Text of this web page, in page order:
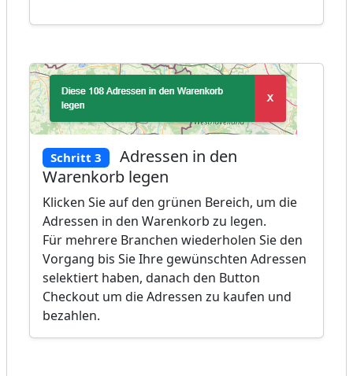
Schritt 3
Adressen in den
Warenkorb legen
Klicken Sie auf den grünen Bereich, um die
Adressen in den Warenkorb zu legen.
Für mehrere Branchen wiederholen Sie den
Vorgang bis Sie Ihre gewünschten Adressen
selektiert haben, danach den Button
Checkout um die Adressen zu kaufen und
bezahlen.